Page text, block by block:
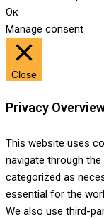
Ок
Manage consent
Close
Privacy
This website uses
navigate through
categorized as
essential for the
We also use third-